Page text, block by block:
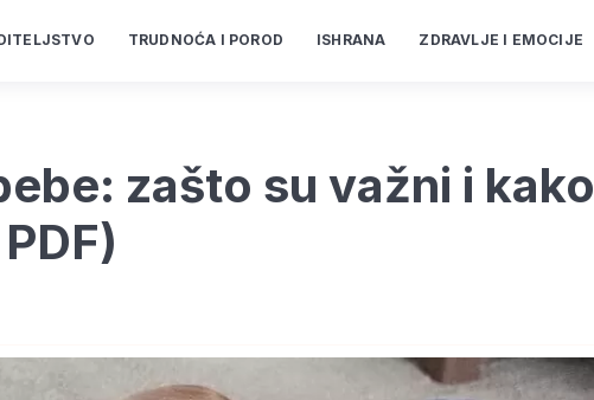
TRUDNOĆA I POROD ISHRANA ZDRAVLJE I EMOCIJE
zašto su važni i kako